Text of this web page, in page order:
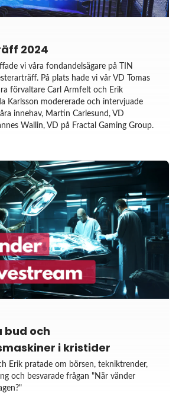
2024
vi våra fondandelsägare på TIN
På plats hade vi vår VD Tomas
förvaltare Carl Armfelt och Erik
Karlsson modererade och intervjuade
innehav, Martin Carlesund, VD
Wallin, VD på Fractal Gaming Group.
bud och
i kristider
Erik pratade om börsen, tekniktrender,
och besvarade frågan "När vänder